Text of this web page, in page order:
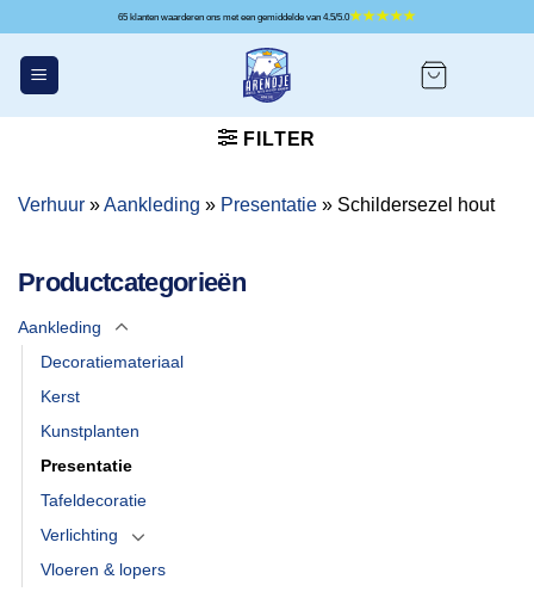
inhoud
65 klanten waarderen ons met een gemiddelde van 4.5/5.0
FILTER
Verhuur »Aankleding » Presentatie » Schildersezel hout
Productcategorieën
Aankleding
Decoratiemateriaal
Kerst
Kunstplanten
Presentatie
Tafeldecoratie
Verlichting
Vloeren & lopers